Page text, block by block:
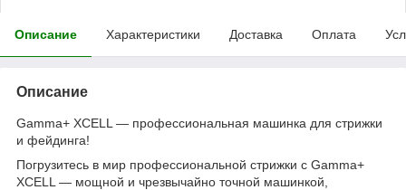
Описание Характеристики Доставка Оплата
Описание
Gamma+ XCELL — профессиональная машинка для стрижки
и фейдинга!
Погрузитесь в мир профессиональной стрижки с Gamma+
XCELL — мощной и чрезвычайно точной машинкой,